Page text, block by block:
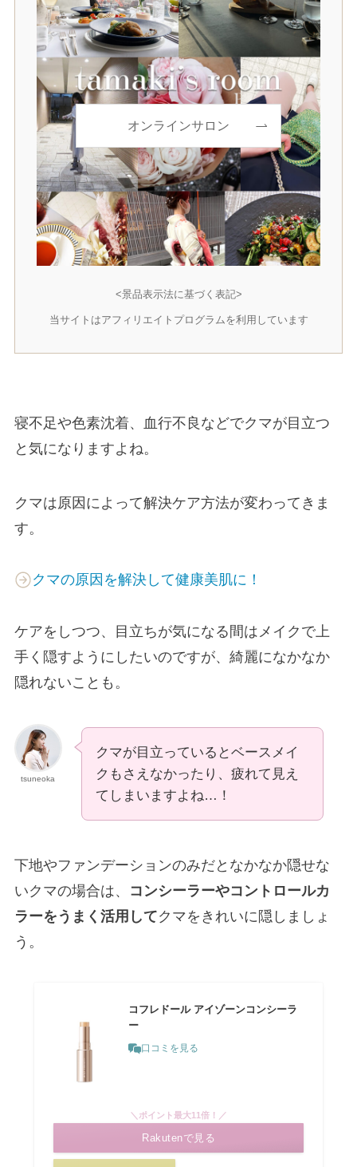
オンラインサロン
<景品表示法に基づく表記>
当サイトはアフィリエイトプログラムを利用しています
寝不足や色素沈着、血行不良などでクマが目立つ
と気になりますよね。
クマは原因によって解決ケア方法が変わってきま
す。
クマの原因を解決して健康美肌に！
ケアをしつつ、目立ちが気になる間はメイクで上
手く隠すようにしたいのですが、綺麗になかなか
隠れないことも。
tsuneoka
クマが目立っているとベースメイ
クもさえなかったり、疲れて見え
てしまいますよね…！
下地やファンデーションのみだとなかなか隠せな
いクマの場合は、
コンシーラーやコントロールカ
ラーをうまく活用してクマをきれいに隠しましょ
う。
コフレドール アイゾーンコンシーラ
ー
口コミを見る
＼ポイント最大11倍！／
Rakutenで見る